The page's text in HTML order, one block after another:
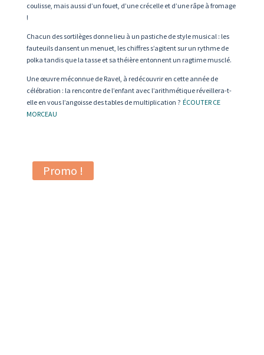
coulisse, mais aussi d’un fouet, d’une crécelle et d’une râpe à fromage
!
Chacun des sortilèges donne lieu à un pastiche de style musical : les
fauteuils dansent un menuet, les chiffres s’agitent sur un rythme de
polka tandis que la tasse et sa théière entonnent un ragtime musclé.
Une œuvre méconnue de Ravel, à redécouvrir en cette année de
célébration : la rencontre de l’enfant avec l’arithmétique réveillera-t-
elle en vous l’angoisse des tables de multiplication ? ÉCOUTER CE
MORCEAU
Promo !